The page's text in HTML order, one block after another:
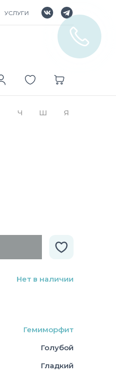
УСЛУГИ
Ч Ш Я
Нет в наличии
Гемиморфит
Голубой
Гладкий